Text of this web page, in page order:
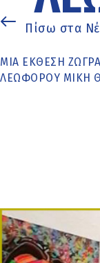
Πίσω στα
ΜΊΑ ΈΚΘΕΣΗ
ΛΕΩΦΌΡΟΥ ΜΊΚΗ